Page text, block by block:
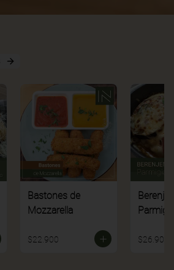
Bastones de
Mozzarella
$22.900 $26.900